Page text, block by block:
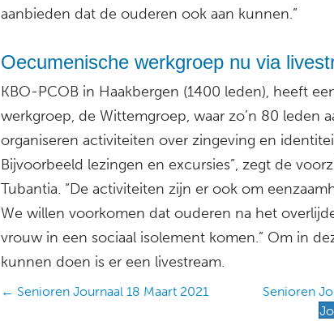
aanbieden dat de ouderen ook aan kunnen.”
Oecumenische werkgroep nu via
KBO-PCOB in Haakbergen (1400 leden), heeft
werkgroep, de Wittemgroep, waar zo’n 80 leden
organiseren activiteiten over zingeving en
Bijvoorbeeld lezingen en excursies”, zegt de
Tubantia. “De activiteiten zijn er ook om
We willen voorkomen dat ouderen na het
vrouw in een sociaal isolement komen.” Om in
kunnen doen is er een livestream.
Posts
← Senioren Journaal 18 Maart 2021
Senioren